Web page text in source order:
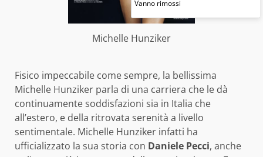
Michelle Hunziker
Fisico impeccabile come sempre, la bellissima
Michelle Hunziker parla di una carriera che le dà
continuamente soddisfazioni sia in Italia che
all’estero, e della ritrovata serenità a livello
sentimentale. Michelle Hunziker infatti ha
ufficializzato la sua storia con Daniele Pecci, anche
Vanno rimossi